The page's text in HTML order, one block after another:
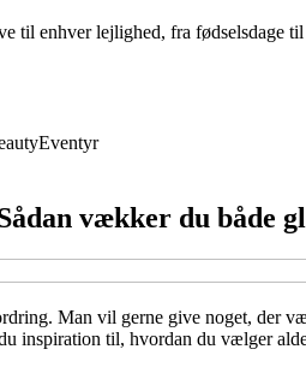
til enhver lejlighed, fra fødselsdage
Eventyr
vækker du både
Man vil gerne give noget, der
inspiration til, hvordan du vælger